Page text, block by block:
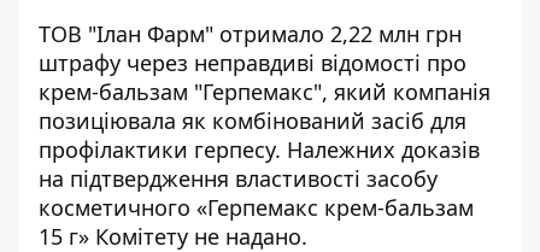
ТОВ "Ілан Фарм" отримало 2,22 млн грн
штрафу через неправдиві відомості про
крем-бальзам "Герпемакс", який компанія
позиціювала як комбінований засіб для
профілактики герпесу. Належних доказів
на підтвердження властивості засобу
косметичного «Герпемакс крем-бальзам
15 г» Комітету не надано.